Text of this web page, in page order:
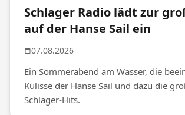
Schlager Radio lädt zur
auf der Hanse Sail ein
07.08.2026
Ein Sommerabend am Wasser, die
Kulisse der Hanse Sail und dazu die
Schlager-Hits.